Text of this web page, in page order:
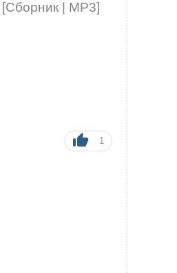
[Сборник | MP3]
1